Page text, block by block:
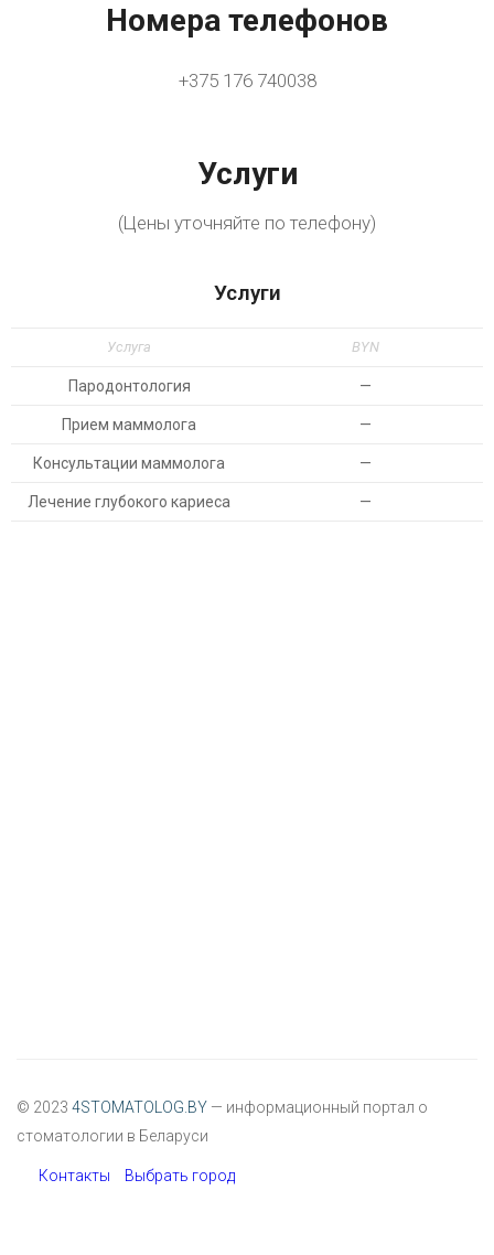
Номера телефонов
+375 176 740038
Услуги
(Цены уточняйте по телефону)
Услуги
Услуга BYN
Пародонтология —
Прием маммолога —
Консультации маммолога —
Лечение глубокого кариеса —
© 2023 4STOMATOLOG.BY — информационный портал о
стоматологии в Беларуси
Контакты Выбрать город